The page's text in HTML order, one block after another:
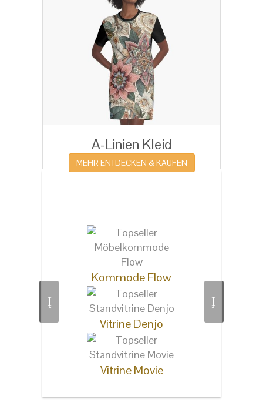
A-Linien Kleid
MEHR ENTDECKEN & KAUFEN
Kommode Flow
Vitrine Denjo
Vitrine Movie